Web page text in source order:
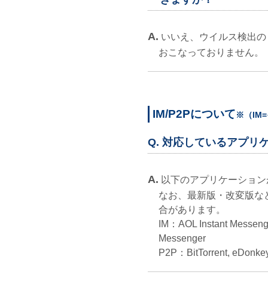
A. いいえ、ウイルス検出
おこなっておりません。
IM/P2Pについて ※（IM=
Q. 対応しているアプリ
A. 以下のアプリケーショ
なお、最新版・改変版
合があります。
IM：AOL Instant
Messenger
P2P：BitTorrent,